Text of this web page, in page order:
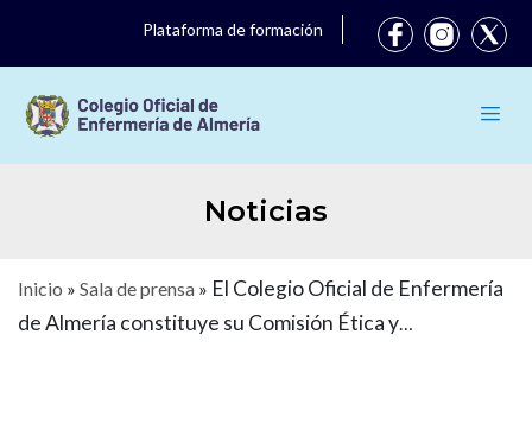
Plataforma de formación
Noticias
Inicio » Sala de prensa » El Colegio Oficial de Enfermería
de Almería constituye su Comisión Ética y